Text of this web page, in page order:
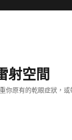
射空間
你原有的乾眼症狀，